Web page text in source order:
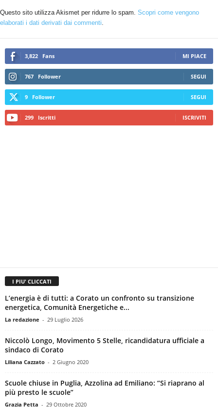
Questo sito utilizza Akismet per ridurre lo spam. Scopri come vengono
elaborati i dati derivati dai commenti.
3,822 Fans MI PIACE
767 Follower SEGUI
9 Follower SEGUI
299 Iscritti ISCRIVITI
I PIU' CLICCATI
L’energia è di tutti: a Corato un confronto su transizione
energetica, Comunità Energetiche e...
La redazione - 29 Luglio 2026
Niccolò Longo, Movimento 5 Stelle, ricandidatura ufficiale a
sindaco di Corato
Liliana Cazzato - 2 Giugno 2020
Scuole chiuse in Puglia, Azzolina ad Emiliano: “Si riaprano al
più presto le scuole”
Grazia Petta - 29 Ottobre 2020